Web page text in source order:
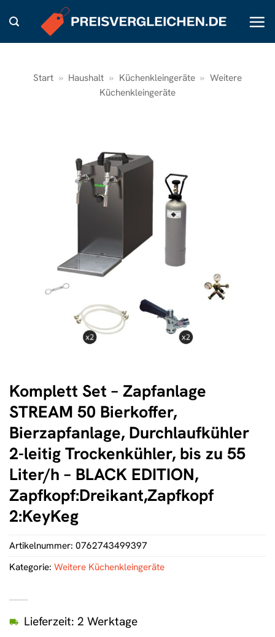
Inhalt
springen
Start » Haushalt » Küchenkleingeräte » Weitere
Küchenkleingeräte
Komplett Set – Zapfanlage
STREAM 50 Bierkoffer,
Bierzapfanlage, Durchlaufkühler
2-leitig Trockenkühler, bis zu 55
Liter/h – BLACK EDITION,
Zapfkopf:Dreikant,Zapfkopf
2:KeyKeg
Lieferzeit: 2 Werktage
Artikelnummer: 0762743499397
Kategorie: Weitere Küchenkleingeräte